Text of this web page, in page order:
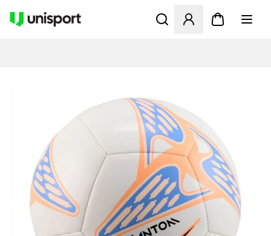
Åbner en Modal til at